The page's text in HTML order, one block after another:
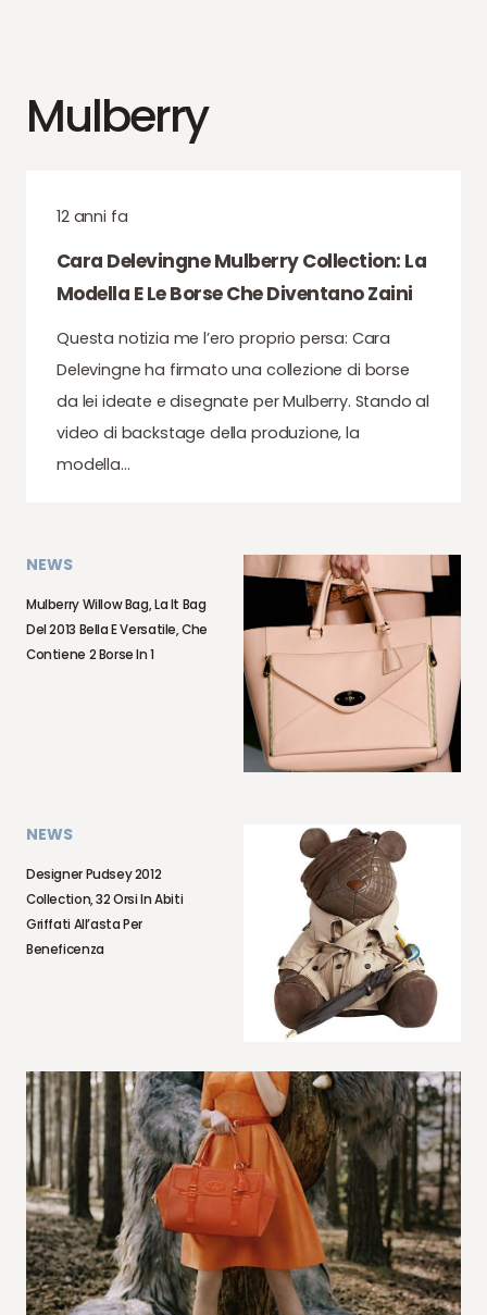
Mulberry
12 anni fa
Cara Delevingne Mulberry Collection: La
Modella E Le Borse Che Diventano Zaini
Questa notizia me l’ero proprio persa: Cara
Delevingne ha firmato una collezione di borse
da lei ideate e disegnate per Mulberry. Stando al
video di backstage della produzione, la
modella…
NEWS
Mulberry Willow Bag, La It Bag
Del 2013 Bella E Versatile, Che
Contiene 2 Borse In 1
NEWS
Designer Pudsey 2012
Collection, 32 Orsi In Abiti
Griffati All’asta Per
Beneficenza